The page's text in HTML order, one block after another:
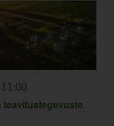
11:00
aasta
teavitustegevuste